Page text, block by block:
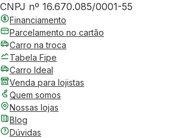
CNPJ nº 16.670.085/0001-55
Financiamento
Parcelamento no cartão
Carro na troca
Tabela Fipe
Carro Ideal
Venda para lojistas
Quem somos
Nossas lojas
Blog
Dúvidas